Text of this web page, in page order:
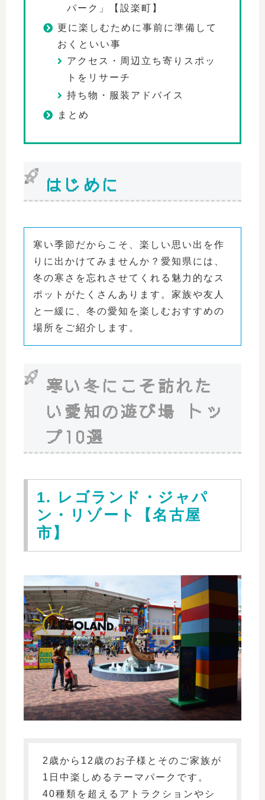
パーク」【設楽町】
更に楽しむために事前に準備して
おくといい事
アクセス・周辺立ち寄りスポッ
トをリサーチ
持ち物・服装アドバイス
まとめ
はじめに
寒い季節だからこそ、楽しい思い出を作
りに出かけてみませんか？愛知県には、
冬の寒さを忘れさせてくれる魅力的なス
ポットがたくさんあります。家族や友人
と一緩に、冬の愛知を楽しむおすすめの
場所をご紹介します。
寒い冬にこそ訪れた
い愛知の遊び場 トッ
プ10選
1. レゴランド・ジャパ
ン・リゾート【名古屋
市】
2歳から12歳のお子様とそのご家族が
1日中楽しめるテーマパークです。
40種類を超えるアトラクションやシ